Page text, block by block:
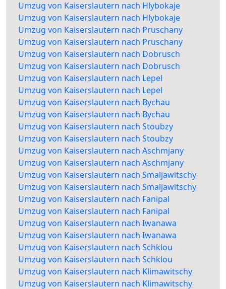
Umzug von Kaiserslautern nach Hlybokaje
Umzug von Kaiserslautern nach Hlybokaje
Umzug von Kaiserslautern nach Pruschany
Umzug von Kaiserslautern nach Pruschany
Umzug von Kaiserslautern nach Dobrusch
Umzug von Kaiserslautern nach Dobrusch
Umzug von Kaiserslautern nach Lepel
Umzug von Kaiserslautern nach Lepel
Umzug von Kaiserslautern nach Bychau
Umzug von Kaiserslautern nach Bychau
Umzug von Kaiserslautern nach Stoubzy
Umzug von Kaiserslautern nach Stoubzy
Umzug von Kaiserslautern nach Aschmjany
Umzug von Kaiserslautern nach Aschmjany
Umzug von Kaiserslautern nach Smaljawitschy
Umzug von Kaiserslautern nach Smaljawitschy
Umzug von Kaiserslautern nach Fanipal
Umzug von Kaiserslautern nach Fanipal
Umzug von Kaiserslautern nach Iwanawa
Umzug von Kaiserslautern nach Iwanawa
Umzug von Kaiserslautern nach Schklou
Umzug von Kaiserslautern nach Schklou
Umzug von Kaiserslautern nach Klimawitschy
Umzug von Kaiserslautern nach Klimawitschy